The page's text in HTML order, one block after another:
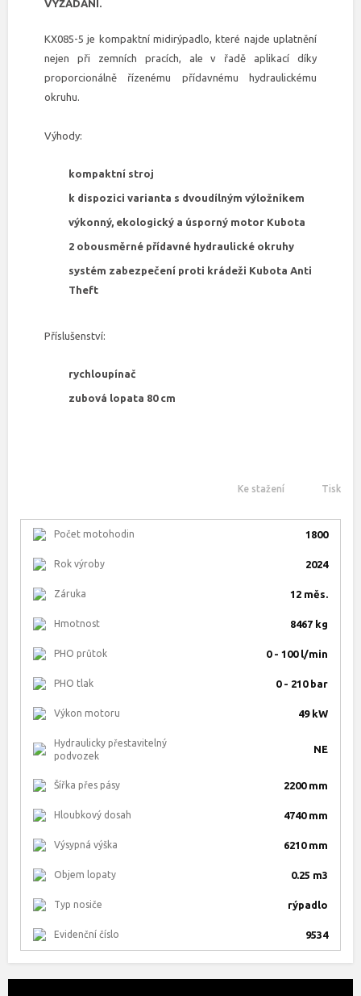
VYŽÁDÁNÍ.
KX085-5 je kompaktní midirýpadlo, které najde uplatnění
nejen při zemních pracích, ale v řadě aplikací díky
proporcionálně řízenému přídavnému hydraulickému
okruhu.
Výhody:
kompaktní stroj
k dispozici varianta s dvoudílným výložníkem
výkonný, ekologický a úsporný motor Kubota
2 obousměrné přídavné hydraulické okruhy
systém zabezpečení proti krádeži Kubota Anti
Theft
Příslušenství:
rychloupínač
zubová lopata 80 cm
Ke stažení Tisk
Počet motohodin 1800
Rok výroby 2024
Záruka 12 měs.
Hmotnost 8467 kg
PHO průtok 0 - 100 l/min
PHO tlak 0 - 210 bar
Výkon motoru 49 kW
Hydraulicky přestavitelný
podvozek
NE
Šířka přes pásy 2200 mm
Hloubkový dosah 4740 mm
Výsypná výška 6210 mm
Objem lopaty 0.25 m3
Typ nosiče rýpadlo
Evidenční číslo 9534